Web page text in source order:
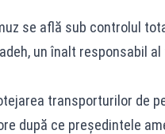
se află sub controlul
un înalt responsabil
transporturilor de
după ce preşedintele